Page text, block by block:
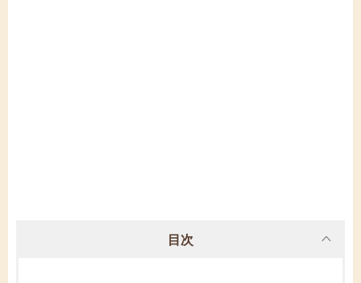
目次